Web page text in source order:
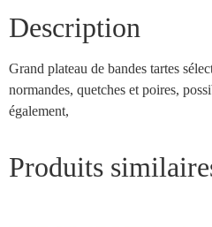
Description
Grand plateau de bandes tartes
normandes, quetches et poires,
également,
Produits